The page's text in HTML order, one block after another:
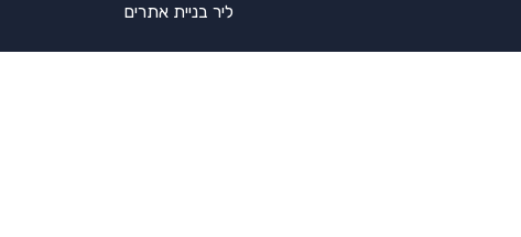
ליר בניית אתרים